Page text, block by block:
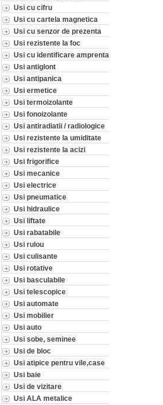
Usi cu cifru
Usi cu cartela magnetica
Usi cu senzor de prezenta
Usi rezistente la foc
Usi cu identificare amprenta
Usi antiglont
Usi antipanica
Usi ermetice
Usi termoizolante
Usi fonoizolante
Usi antiradiatii / radiologice
Usi rezistente la umiditate
Usi rezistente la acizi
Usi frigorifice
Usi mecanice
Usi electrice
Usi pneumatice
Usi hidraulice
Usi liftate
Usi rabatabile
Usi rulou
Usi culisante
Usi rotative
Usi basculabile
Usi telescopice
Usi automate
Usi mobilier
Usi auto
Usi sobe, seminee
Usi de bloc
Usi atipice pentru vile,case
Usi baie
Usi de vizitare
Usi ALA metalice